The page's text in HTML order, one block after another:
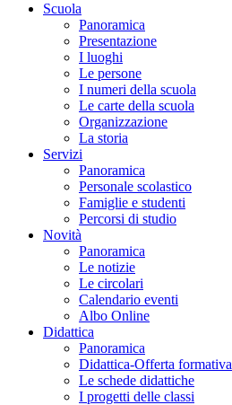
Scuola
Panoramica
Presentazione
I luoghi
Le persone
I numeri della scuola
Le carte della scuola
Organizzazione
La storia
Servizi
Panoramica
Personale scolastico
Famiglie e studenti
Percorsi di studio
Novità
Panoramica
Le notizie
Le circolari
Calendario eventi
Albo Online
Didattica
Panoramica
Didattica-Offerta formativa
Le schede didattiche
I progetti delle classi